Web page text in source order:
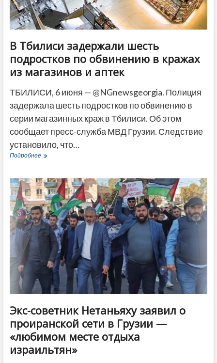
В Тбилиси задержали шесть
подростков по обвинению в кражах
из магазинов и аптек
ТБИЛИСИ, 6 июня — @NGnewsgeorgia. Полиция
задержала шесть подростков по обвинению в
серии магазинных краж в Тбилиси. Об этом
сообщает пресс-служба МВД Грузии. Следствие
установило, что…
ПодробнееВ
шесть
подростков
по
обвинению
в
кражах
из
магазинов
аптек
Экс-советник Нетаньяху заявил о
проиранской сети в Грузии —
«любимом месте отдыха
израильтян»